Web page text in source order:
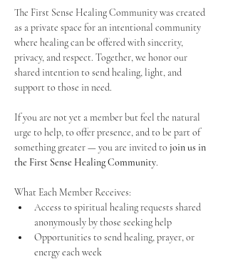
The First Sense Healing Community was created
as a private space for an intentional community
where healing can be offered with sincerity,
privacy, and respect. Together, we honor our
shared intention to send healing, light, and
support to those in need.
If you are not yet a member but feel the natural
urge to help, to offer presence, and to be part of
something greater — you are invited to join us in
the First Sense Healing Community.
What Each Member Receives:
Access to spiritual healing requests shared
anonymously by those seeking help
Opportunities to send healing, prayer, or
energy each week